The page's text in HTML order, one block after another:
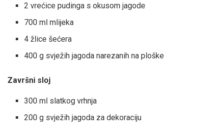
2 vrećice pudinga s okusom jagode
700 ml mlijeka
4 žlice šećera
400 g svježih jagoda narezanih na ploške
Završni sloj
300 ml slatkog vrhnja
200 g svježih jagoda za dekoraciju